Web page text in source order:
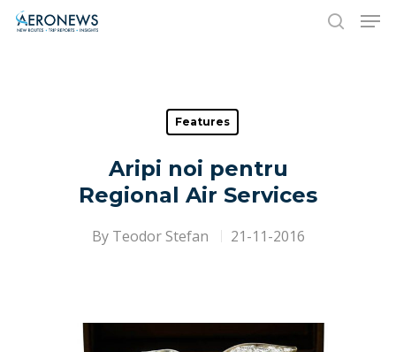
Hit enter to search or ESC to close
Features
Aripi noi pentru
Regional Air Services
By Teodor Stefan 21-11-2016